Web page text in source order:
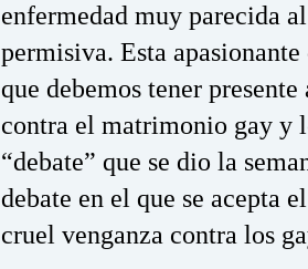
enfermedad muy parecida
permisiva. Esta
que debemos tener
contra el matrimonio gay y
“debate” que se dio la
debate en el que se acepta
cruel venganza contra los